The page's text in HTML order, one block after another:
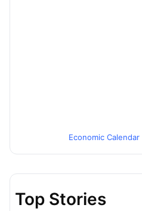
Economic Calendar